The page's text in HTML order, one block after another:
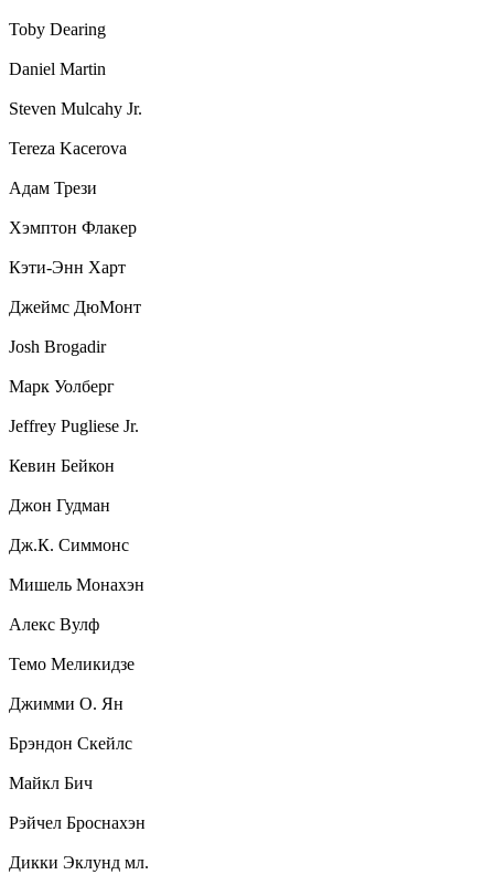
Toby Dearing
Daniel Martin
Steven Mulcahy Jr.
Tereza Kacerova
Адам Трези
Хэмптон Флакер
Кэти-Энн Харт
Джеймс ДюМонт
Josh Brogadir
Марк Уолберг
Jeffrey Pugliese Jr.
Кевин Бейкон
Джон Гудман
Дж.К. Симмонс
Мишель Монахэн
Алекс Вулф
Темо Меликидзе
Джимми О. Ян
Брэндон Скейлс
Майкл Бич
Рэйчел Броснахэн
Дикки Эклунд мл.